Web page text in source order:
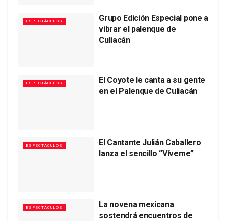
ESPECTÁCULOS
Grupo Edición Especial pone a
vibrar el palenque de
Culiacán
ESPECTÁCULOS
El Coyote le canta a su gente
en el Palenque de Culiacán
ESPECTÁCULOS
El Cantante Julián Caballero
lanza el sencillo “Víveme”
ESPECTÁCULOS
La novena mexicana
sostendrá encuentros de